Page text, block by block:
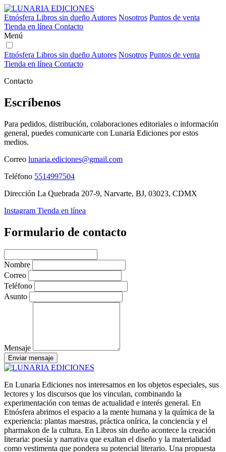
Etnósfera Libros sin dueño Autores Nosotros Puntos de venta
Tienda en línea Contacto
Menú
Etnósfera Libros sin dueño Autores Nosotros Puntos de venta
Tienda en línea Contacto
Contacto
Escríbenos
Para pedidos, distribución, colaboraciones editoriales o información
general, puedes comunicarte con Lunaria Ediciones por estos
medios.
Correo lunaria.ediciones@gmail.com
Teléfono 5514997504
Dirección La Quebrada 207-9, Narvarte, BJ, 03023, CDMX
Instagram Tienda en línea
Formulario de contacto
Nombre
Correo
Teléfono
Asunto
Mensaje
Enviar mensaje
En Lunaria Ediciones nos interesamos en los objetos especiales, sus
lectores y los discursos que los vinculan, combinando la
experimentación con temas de actualidad e interés general. En
Etnósfera abrimos el espacio a la mente humana y la química de la
experiencia: plantas maestras, práctica onírica, la conciencia y el
pharmakon de la cultura. En Libros sin dueño acontece la creación
literaria: poesía y narrativa que exaltan el diseño y la materialidad
como vestimenta que pondera su potencial literario. Una propuesta